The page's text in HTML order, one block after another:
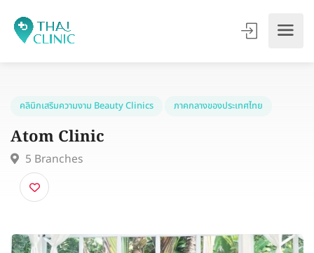
คลินิกเสริมความงาม Beauty Clinics
Atom Clinic
5 Branches